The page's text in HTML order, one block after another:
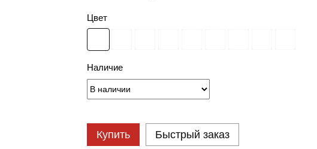
Цвет
Наличие
Купить Быстрый заказ